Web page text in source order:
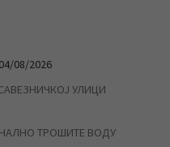
04/08/2026
УЛИЦИ
ТРОШИТЕ ВОДУ